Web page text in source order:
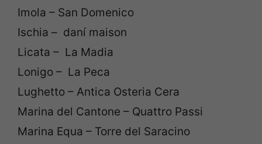
Imola – San Domenico
Ischia – daní maison
Licata – La Madia
Lonigo – La Peca
Lughetto – Antica Osteria Cera
Marina del Cantone – Quattro Passi
Marina Equa – Torre del Saracino